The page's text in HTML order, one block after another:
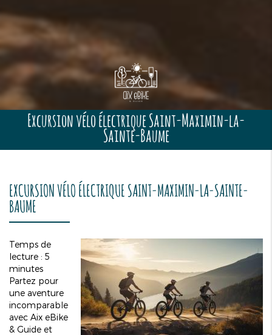
Excursion vélo électrique Saint-Maximin-la-
Sainte-Baume
EXCURSION VÉLO ÉLECTRIQUE SAINT-MAXIMIN-LA-SAINTE-
BAUME
Temps de
lecture : 5
minutes
Partez pour
une aventure
incomparable
avec Aix eBike
& Guide et